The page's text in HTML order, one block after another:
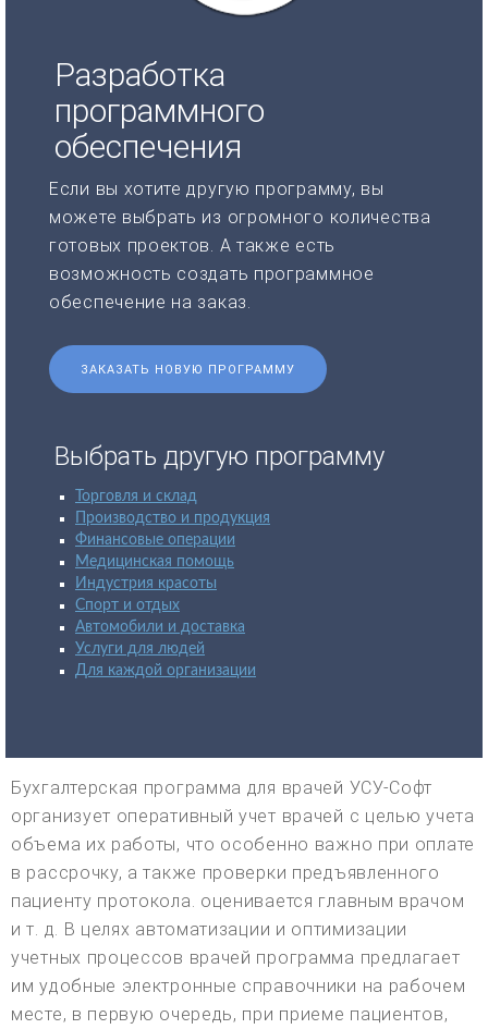
Разработка
программного
обеспечения
Если вы хотите другую программу, вы
можете выбрать из огромного количества
готовых проектов. А также есть
возможность создать программное
обеспечение на заказ.
ЗАКАЗАТЬ НОВУЮ ПРОГРАММУ
Выбрать другую программу
Торговля и склад
Производство и продукция
Финансовые операции
Медицинская помощь
Индустрия красоты
Спорт и отдых
Автомобили и доставка
Услуги для людей
Для каждой организации
Бухгалтерская программа для врачей УСУ-Софт
организует оперативный учет врачей с целью учета
объема их работы, что особенно важно при оплате
в рассрочку, а также проверки предъявленного
пациенту протокола. оценивается главным врачом
и т. д. В целях автоматизации и оптимизации
учетных процессов врачей программа предлагает
им удобные электронные справочники на рабочем
месте, в первую очередь, при приеме пациентов,